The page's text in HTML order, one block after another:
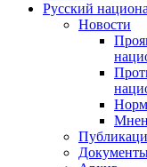
Русский
Новости